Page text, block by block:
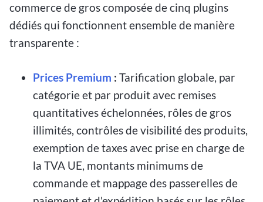
commerce de gros composée de cinq plugins
dédiés qui fonctionnent ensemble de manière
transparente :
Prices Premium : Tarification globale, par
catégorie et par produit avec remises
quantitatives échelonnées, rôles de gros
illimités, contrôles de visibilité des produits,
exemption de taxes avec prise en charge de
la TVA UE, montants minimums de
commande et mappage des passerelles de